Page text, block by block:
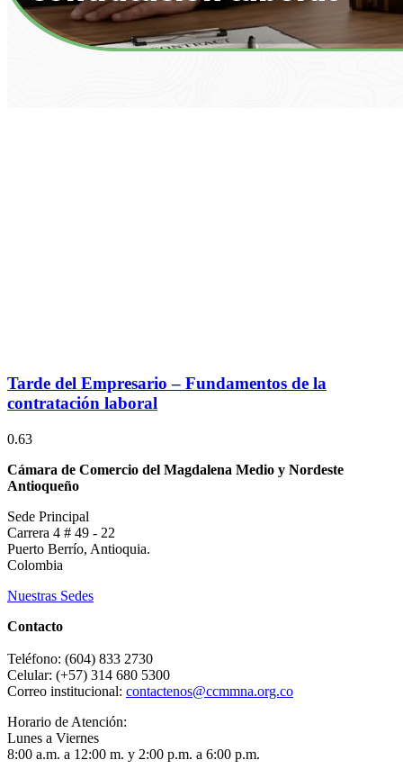
Tarde del Empresario – Fundamentos de la
contratación laboral
Cámara de Comercio del Magdalena Medio y Nordeste
Antioqueño
Sede Principal
Carrera 4 # 49 - 22
Puerto Berrío, Antioquia.
Colombia
Nuestras Sedes
Contacto
Teléfono: (604) 833 2730
Celular: (+57) 314 680 5300
Correo institucional: contactenos@ccmmna.org.co
Horario de Atención:
Lunes a Viernes
8:00 a.m. a 12:00 m. y 2:00 p.m. a 6:00 p.m.